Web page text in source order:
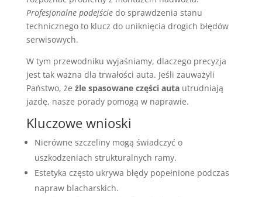
Profesjonalne podejściedo sprawdzenia stanu
technicznego to klucz do uniknięcia drogich błędów
serwisowych.
W tym przewodniku wyjaśniamy, dlaczego precyzja
jest tak ważna dla trwałości auta. Jeśli zauważyli
Państwo, że źle spasowane części autautrudniają
jazdę, nasze porady pomogą w naprawie.
Kluczowe wnioski
Nierówne szczeliny mogą świadczyć o
uszkodzeniach strukturalnych ramy.
Estetyka często ukrywa błędy popełnione podczas
napraw blacharskich.